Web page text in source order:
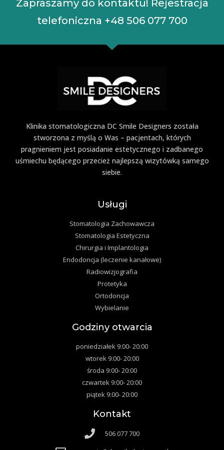
Zapraszamy do kontaktu! Rejestracja
telefoniczna +48 506 077 700
Klinika stomatologiczna DC Smile Designers została
stworzona z myślą o Was – pacjentach, których
pragnieniem jest posiadanie estetycznego i zadbanego
uśmiechu będącego przecież najlepszą wizytówką samego
siebie.
Usługi
Stomatologia Zachowawcza
Stomatologia Estetyczna
Chirurgia i Implantologia
Endodoncja (leczenie kanałowe)
Radiowizjografia
Protetyka
Ortodoncja
Wybielanie
Godziny otwarcia
poniedziałek 9:00- 20:00
wtorek 9:00- 20:00
środa 9:00- 20:00
czwartek 9:00- 20:00
piątek 9:00- 20:00
Kontakt
506 077 700